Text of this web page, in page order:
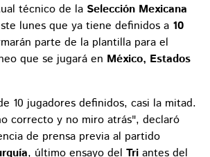
técnico de la Selección Mexicana
lunes que ya tiene definidos a 10
parte de la plantilla para el
que se jugará en México, Estados
10 jugadores definidos, casi la mitad.
correcto y no miro atrás", declaró
de prensa previa al partido
, último ensayo del Tri antes del